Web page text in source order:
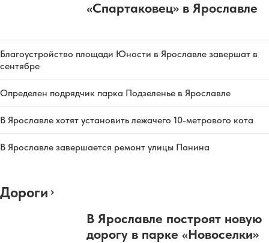
«Спартаковец» в Ярославле
Благоустройство площади Юности в Ярославле завершат в
сентябре
Определен подрядчик парка Подзеленье в Ярославле
В Ярославле хотят установить лежачего 10-метрового кота
В Ярославле завершается ремонт улицы Панина
Дороги
В Ярославле построят новую
дорогу в парке «Новоселки»